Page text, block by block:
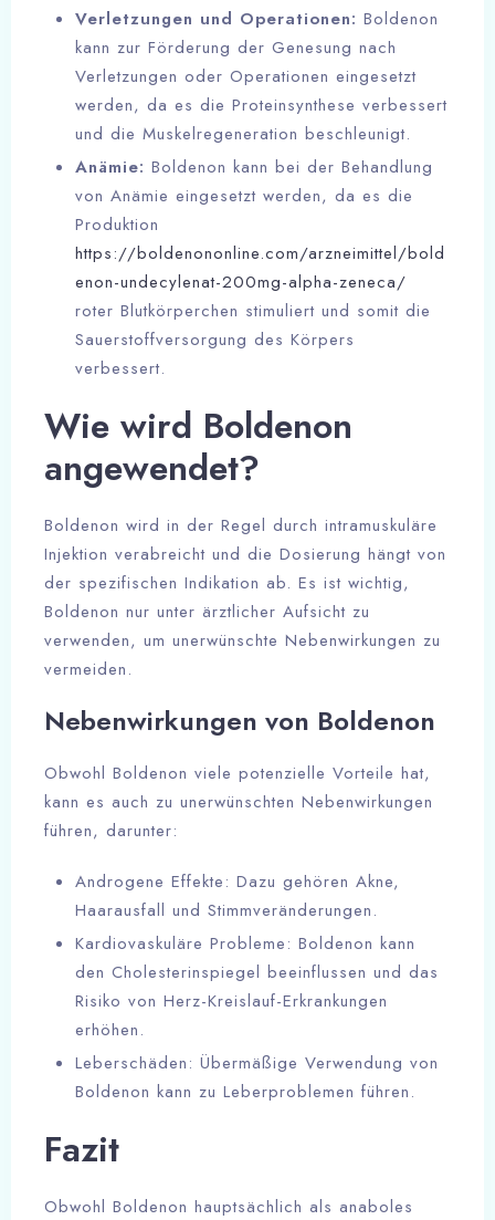
Verletzungen und Operationen: Boldenon
kann zur Förderung der Genesung nach
Verletzungen oder Operationen eingesetzt
werden, da es die Proteinsynthese verbessert
und die Muskelregeneration beschleunigt.
Anämie: Boldenon kann bei der Behandlung
von Anämie eingesetzt werden, da es die
Produktion
https://boldenononline.com/arzneimittel/bold
enon-undecylenat-200mg-alpha-zeneca/
roter Blutkörperchen stimuliert und somit die
Sauerstoffversorgung des Körpers
verbessert.
Wie wird Boldenon
angewendet?
Boldenon wird in der Regel durch intramuskuläre
Injektion verabreicht und die Dosierung hängt von
der spezifischen Indikation ab. Es ist wichtig,
Boldenon nur unter ärztlicher Aufsicht zu
verwenden, um unerwünschte Nebenwirkungen zu
vermeiden.
Nebenwirkungen von Boldenon
Obwohl Boldenon viele potenzielle Vorteile hat,
kann es auch zu unerwünschten Nebenwirkungen
führen, darunter:
Androgene Effekte: Dazu gehören Akne,
Haarausfall und Stimmveränderungen.
Kardiovaskuläre Probleme: Boldenon kann
den Cholesterinspiegel beeinflussen und das
Risiko von Herz-Kreislauf-Erkrankungen
erhöhen.
Leberschäden: Übermäßige Verwendung von
Boldenon kann zu Leberproblemen führen.
Fazit
Obwohl Boldenon hauptsächlich als anaboles